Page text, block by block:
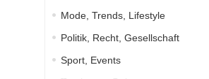
Mode, Trends, Lifestyle
Politik, Recht, Gesellschaft
Sport, Events